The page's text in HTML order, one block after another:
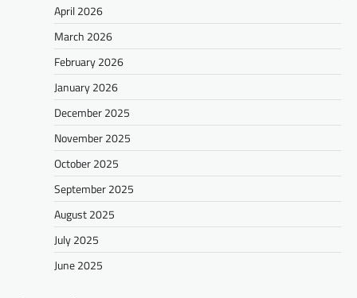
April 2026
March 2026
February 2026
January 2026
December 2025
November 2025
October 2025
September 2025
August 2025
July 2025
June 2025